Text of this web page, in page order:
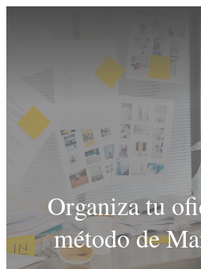
Organiza tu
método de